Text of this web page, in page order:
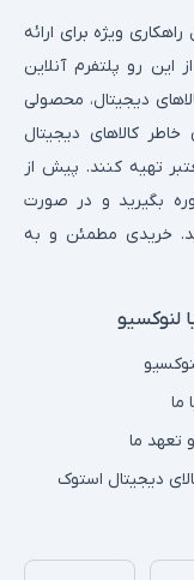
ویژه برای ارائه
این رو پلتفرم آنلاین
دیجیتال، محصولی
کالاهای دیجیتال
تهیه کنند. پیش از
بگیرید و در صورت
خریدی مطمئن و به
لنوکسیو
ما
تعهد ما
دیجیتال استوک